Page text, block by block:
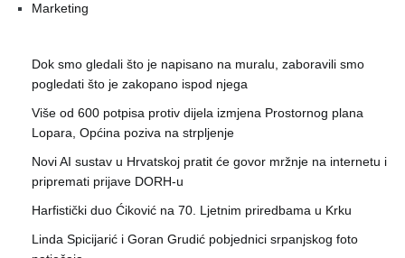
Marketing
Dok smo gledali što je napisano na muralu, zaboravili smo
pogledati što je zakopano ispod njega
Više od 600 potpisa protiv dijela izmjena Prostornog plana
Lopara, Općina poziva na strpljenje
Novi AI sustav u Hrvatskoj pratit će govor mržnje na internetu i
pripremati prijave DORH-u
Harfistički duo Ćiković na 70. Ljetnim priredbama u Krku
Linda Spicijarić i Goran Grudić pobjednici srpanjskog foto